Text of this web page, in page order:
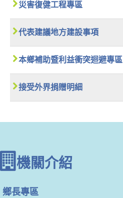
災害復健工程專區
代表建議地方建設事項
本鄉補助暨利益衝突迴避專區
接受外界捐贈明細
機關介紹
鄉長專區